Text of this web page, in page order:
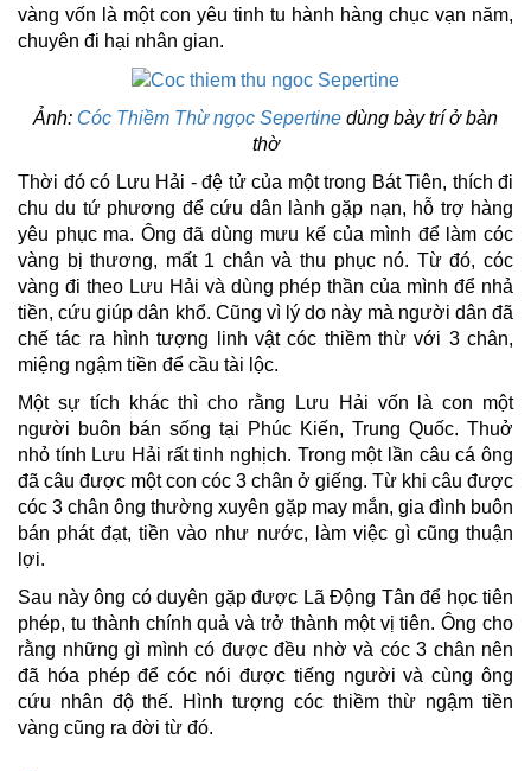
vàng vốn là một con yêu tinh tu hành hàng chục vạn năm,
chuyên đi hại nhân gian.
Ảnh: Cóc Thiềm Thừ ngọc Sepertine dùng bày trí ở bàn
thờ
Thời đó có Lưu Hải - đệ tử của một trong Bát Tiên, thích đi
chu du tứ phương để cứu dân lành gặp nạn, hỗ trợ hàng
yêu phục ma. Ông đã dùng mưu kế của mình để làm cóc
vàng bị thương, mất 1 chân và thu phục nó. Từ đó, cóc
vàng đi theo Lưu Hải và dùng phép thần của mình để nhả
tiền, cứu giúp dân khổ. Cũng vì lý do này mà người dân đã
chế tác ra hình tượng linh vật cóc thiềm thừ với 3 chân,
miệng ngậm tiền để cầu tài lộc.
Một sự tích khác thì cho rằng Lưu Hải vốn là con một
người buôn bán sống tại Phúc Kiến, Trung Quốc. Thuở
nhỏ tính Lưu Hải rất tinh nghịch. Trong một lần câu cá ông
đã câu được một con cóc 3 chân ở giếng. Từ khi câu được
cóc 3 chân ông thường xuyên gặp may mắn, gia đình buôn
bán phát đạt, tiền vào như nước, làm việc gì cũng thuận
lợi.
Sau này ông có duyên gặp được Lã Động Tân để học tiên
phép, tu thành chính quả và trở thành một vị tiên. Ông cho
rằng những gì mình có được đều nhờ và cóc 3 chân nên
đã hóa phép để cóc nói được tiếng người và cùng ông
cứu nhân độ thế. Hình tượng cóc thiềm thừ ngậm tiền
vàng cũng ra đời từ đó.